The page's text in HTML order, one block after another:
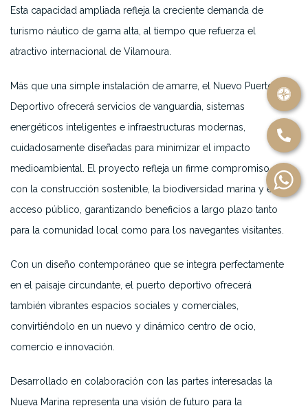
Esta capacidad ampliada refleja la creciente demanda de
turismo náutico de gama alta, al tiempo que refuerza el
atractivo internacional de Vilamoura.
Más que una simple instalación de amarre, el Nuevo Puerto
Deportivo ofrecerá servicios de vanguardia, sistemas
energéticos inteligentes e infraestructuras modernas,
cuidadosamente diseñadas para minimizar el impacto
medioambiental. El proyecto refleja un firme compromiso
con la construcción sostenible, la biodiversidad marina y el
acceso público, garantizando beneficios a largo plazo tanto
para la comunidad local como para los navegantes visitantes.
Con un diseño contemporáneo que se integra perfectamente
en el paisaje circundante, el puerto deportivo ofrecerá
también vibrantes espacios sociales y comerciales,
convirtiéndolo en un nuevo y dinámico centro de ocio,
comercio e innovación.
Desarrollado en colaboración con las partes interesadas la
Nueva Marina representa una visión de futuro para la